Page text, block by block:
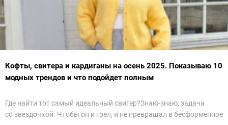
Кофты, свитера и кардиганы на осень 2025. Показываю 10
модных трендов и что подойдет полным
Где найти тот самый идеальный свитер?Знаю-знаю, задача
со звездочкой. Чтобы он и грел, и не превращал в бесформенное